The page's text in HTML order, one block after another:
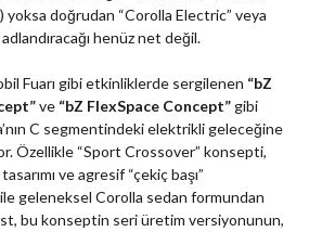
yoksa doğrudan “Corolla Electric” veya
henüz net değil.
Fuarı gibi etkinliklerde sergilenen “bZ
ve “bZ FlexSpace Concept”gibi
C segmentindeki elektrikli geleceğine
Özellikle “Sport Crossover” konsepti,
ve agresif “çekiç başı”
geleneksel Corolla sedan formundan
bu konseptin seri üretim versiyonunun,